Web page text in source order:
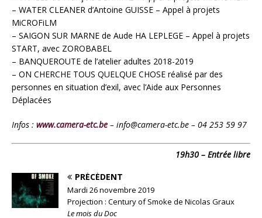
– WATER CLEANER d’Antoine GUISSE – Appel à projets
MiCROFiLM
– SAIGON SUR MARNE de Aude HA LEPLEGE – Appel à projets
START, avec ZOROBABEL
– BANQUEROUTE de l’atelier adultes 2018-2019
– ON CHERCHE TOUS QUELQUE CHOSE réalisé par des
personnes en situation d’exil, avec l’Aide aux Personnes
Déplacées
Infos : www.camera-etc.be – info@camera-etc.be – 04 253 59 97
19h30 – Entrée libre
PRÉCÉDENT
Mardi 26 novembre 2019
Projection : Century of Smoke de Nicolas Graux
Le mois du Doc